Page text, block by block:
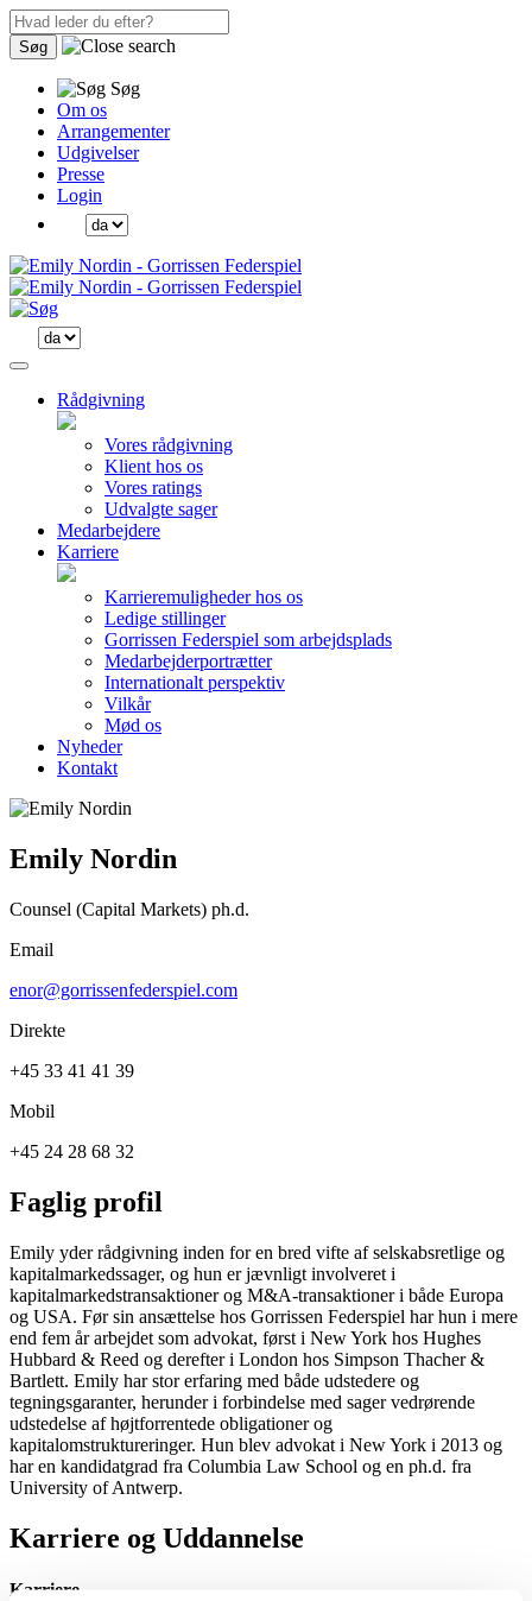
Søg
Søg
Om os
Arrangementer
Udgivelser
Presse
Login
Rådgivning
Vores rådgivning
Klient hos os
Vores ratings
Udvalgte sager
Medarbejdere
Karriere
Karrieremuligheder hos os
Ledige stillinger
Gorrissen Federspiel som arbejdsplads
Medarbejderportrætter
Internationalt perspektiv
Vilkår
Mød os
Nyheder
Kontakt
Emily Nordin
Counsel (Capital Markets) ph.d.
Email
enor@gorrissenfederspiel.com
Direkte
+45 33 41 41 39
Mobil
+45 24 28 68 32
Faglig profil
Emily yder rådgivning inden for en bred vifte af selskabsretlige og
kapitalmarkedssager, og hun er jævnligt involveret i
kapitalmarkedstransaktioner og M&A-transaktioner i både Europa
og USA. Før sin ansættelse hos Gorrissen Federspiel har hun i mere
end fem år arbejdet som advokat, først i New York hos Hughes
Hubbard & Reed og derefter i London hos Simpson Thacher &
Bartlett. Emily har stor erfaring med både udstedere og
tegningsgaranter, herunder i forbindelse med sager vedrørende
udstedelse af højtforrentede obligationer og
kapitalomstruktureringer. Hun blev advokat i New York i 2013 og
har en kandidatgrad fra Columbia Law School og en ph.d. fra
University of Antwerp.
Karriere og Uddannelse
Karriere